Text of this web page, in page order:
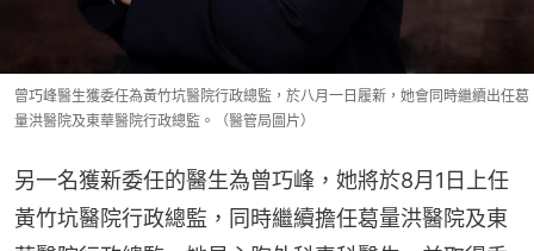
曾巧峰醫生獲委任為黃竹坑醫院行政總監，於八月一日履新，她會同時繼續出任葛
量洪醫院及東華醫院行政總監。（醫管局圖片）
另一名獲新委任的醫生為曾巧峰，她將於8月1日上任
黃竹坑醫院行政總監，同時繼續擔任葛量洪醫院及東